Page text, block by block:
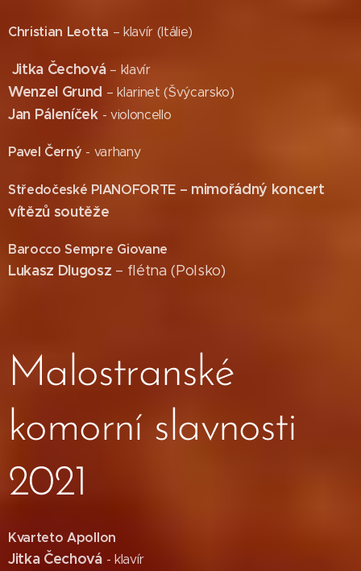
Christian Leotta – klavír (Itálie)
Jitka Čechová – klavír
Wenzel Grund – klarinet (Švýcarsko)
Jan Páleníček- violoncello
Pavel Černý - varhany
Středočeské PIANOFORTE – mimořádný koncert
vítězů soutěže
Barocco Sempre Giovane
Lukasz Dlugosz – flétna (Polsko)
Malostranské
komorní slavnosti
2021
Kvarteto Apollon
Jitka Čechová- klavír